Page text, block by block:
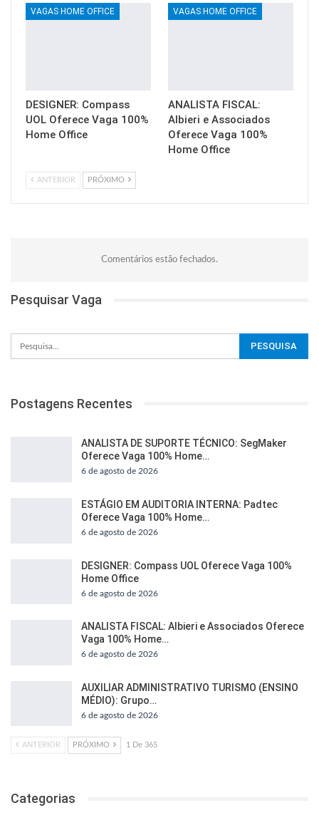
VAGAS HOME OFFICE
DESIGNER: Compass
UOL Oferece Vaga 100%
Home Office
VAGAS HOME OFFICE
ANALISTA FISCAL:
Albieri e Associados
Oferece Vaga 100%
Home Office
ANTERIOR PRÓXIMO
Comentários estão fechados.
Pesquisar Vaga
Postagens Recentes
ANALISTA DE SUPORTE TÉCNICO: SegMaker
Oferece Vaga 100% Home…
6 de agosto de 2026
ESTÁGIO EM AUDITORIA INTERNA: Padtec
Oferece Vaga 100% Home…
6 de agosto de 2026
DESIGNER: Compass UOL Oferece Vaga 100%
Home Office
6 de agosto de 2026
ANALISTA FISCAL: Albieri e Associados Oferece
Vaga 100% Home…
6 de agosto de 2026
AUXILIAR ADMINISTRATIVO TURISMO (ENSINO
MÉDIO): Grupo…
6 de agosto de 2026
ANTERIOR PRÓXIMO 1 De 365
Categorias